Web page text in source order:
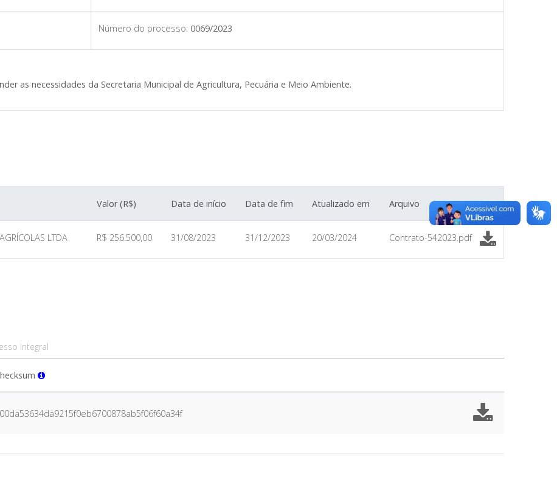
Número do processo: 0069/2023
as necessidades da Secretaria Municipal de Agricultura, Pecuária e Meio Ambiente.
Valor (R$) Data de início Data de fim Atualizado em Arquivo
LTDA R$ 256.500,00 31/08/2023 31/12/2023 20/03/2024 Contrato-542023.pdf
Integral